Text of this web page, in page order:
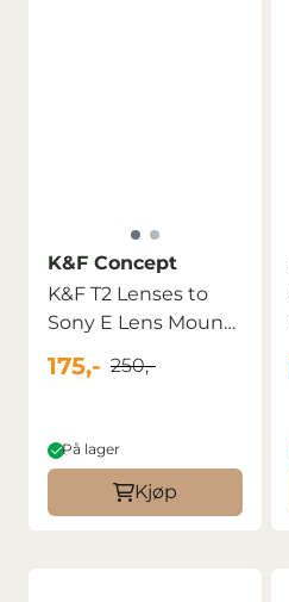
K&F Concept
K&F T2 Lenses to
Sony E Lens Mount
175,- 250,-
På lager
Kjøp